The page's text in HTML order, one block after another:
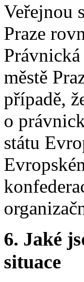
Veřejnou
Praze
městě
případě,
o
státu
6. Jaké
situace